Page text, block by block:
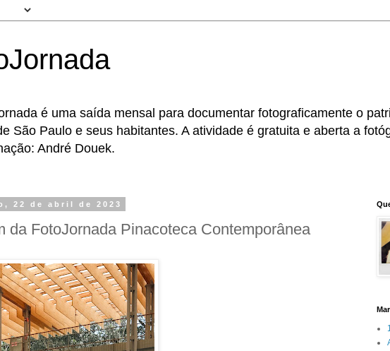
é uma saída mensal para documentar fotograficamente o
São Paulo e seus habitantes. A atividade é gratuita e aberta a
André Douek.
22 de abril de 2023
da FotoJornada Pinacoteca Contemporânea